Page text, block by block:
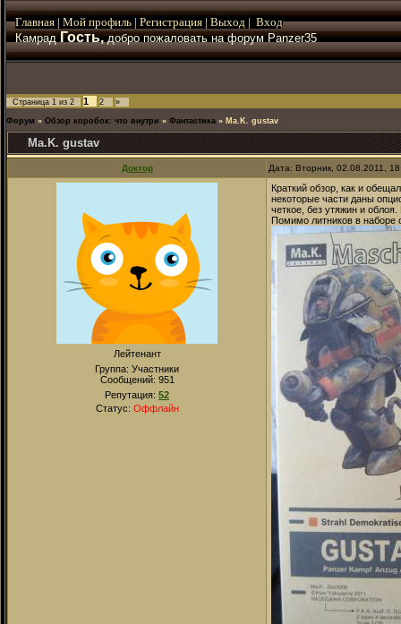
Главная | Мой профиль | Регистрация | Выход | Вход
КамрадГость,добро пожаловать на форум Panzer35
Страница 1 из 2 1 2 »
Форум » Обзор коробок: что внутри » Фантастика » Ma.K. gustav
Ma.K. gustav
Доктор Дата: Вторник, 02.08.2011,
Лейтенант
Группа: Участники
Сообщений: 951
Репутация: 52
Статус: Оффлайн
Краткий обзор, как и
некоторые части даны
четкое, без утяжин и
Помимо литников в наборе